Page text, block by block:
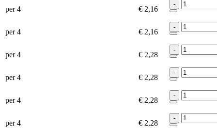
per 4 € 2,16
-
per 4 € 2,16
-
per 4 € 2,28
-
per 4 € 2,28
-
per 4 € 2,28
-
per 4 € 2,28
-